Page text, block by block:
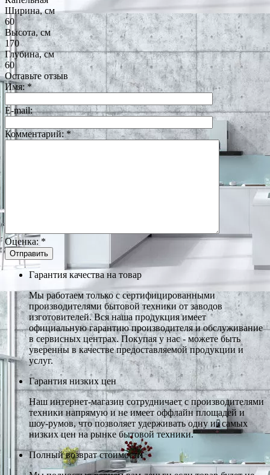
Ширина, см
60
Высота, см
170
Глубина, см
60
Оставьте отзыв
Имя:*
E-mail:
Комментарий:*
Оценка: *
Гарантия качества на товар
Мы работаем только с сертифицированными
производителями бытовой техники от заводов
изготовителей. Вся наша продукция имеет
официальную гарантию производителя и обслуживание
в сервисных центрах. Покупая у нас - можете быть
уверенны в качестве предоставляемой продукции и
услуг.
Гарантия низких цен
Наш интернет-магазин сотрудничает с производителями
техники напрямую и не имеет оффлайн площадей и
шоу-румов, что позволяет удерживать одну из самых
низких цен на рынке бытовой техники.
Полный возврат стоимости